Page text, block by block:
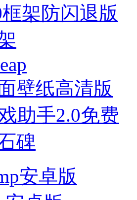
架防闪退版
壁纸高清版
助手2.0免费
碑
安卓版